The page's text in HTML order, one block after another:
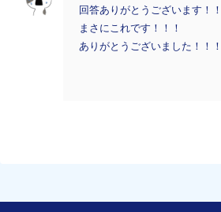
回答ありがとうございます！！
まさにこれです！！！
ありがとうございました！！！